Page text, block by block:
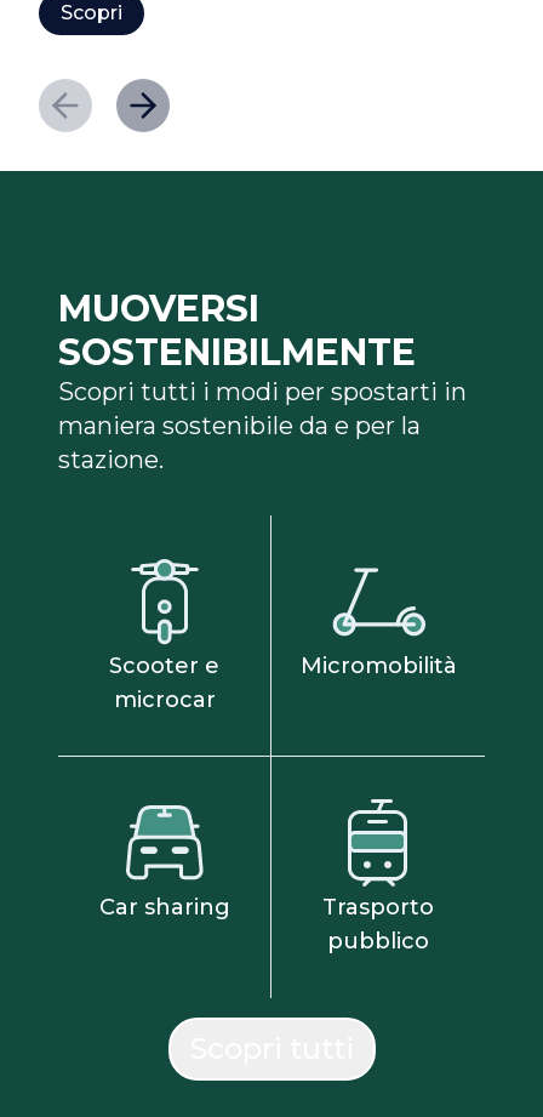
Scopri
MUOVERSI
SOSTENIBILMENTE
Scopri tutti i modi per spostarti in
maniera sostenibile da e per la
stazione.
Scooter e
microcar
Micromobilità
Car sharing
Trasporto
pubblico